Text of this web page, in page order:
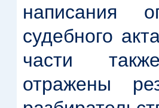
написания
судебного
части
отражены